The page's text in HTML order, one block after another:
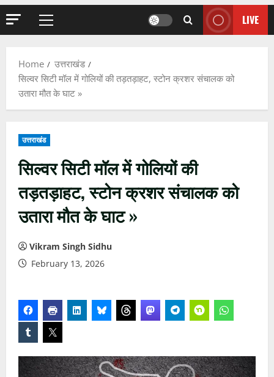
Primary
LIVE
Home
उत्तराखंड
सिल्वर सिटी मॉल में गोलियों की तड़तड़ाहट, स्टोन क्रशर संचालक को
उतारा मौत के घाट »
उत्तराखंड
सिल्वर सिटी मॉल में गोलियों की
तड़तड़ाहट, स्टोन क्रशर संचालक को
उतारा मौत के घाट »
Vikram Singh Sidhu
February 13, 2026